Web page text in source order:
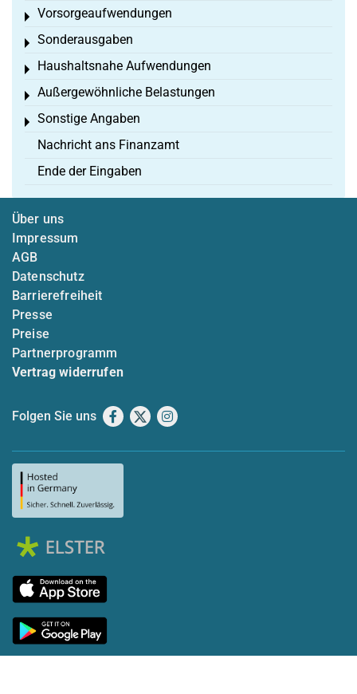
Vorsorgeaufwendungen
Toggle menu
Sonderausgaben
Toggle menu
Haushaltsnahe Aufwendungen
Toggle menu
Außergewöhnliche Belastungen
Toggle menu
Sonstige Angaben
Toggle menu
Nachricht ans Finanzamt
Ende der Eingaben
Über uns
Impressum
AGB
Datenschutz
Barrierefreiheit
Presse
Preise
Partnerprogramm
Vertrag widerrufen
Folgen Sie uns Facebook
X Instagram